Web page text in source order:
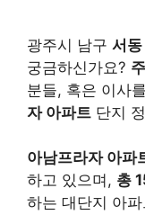
광주시 남구 서
궁금하신가요?
분들, 혹은 이사
자 아파트 단지
아남프라자 아파
하고 있으며, 총
하는 대단지 아